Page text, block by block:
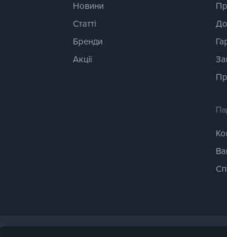
Новини
Статті
Бренди
Акції